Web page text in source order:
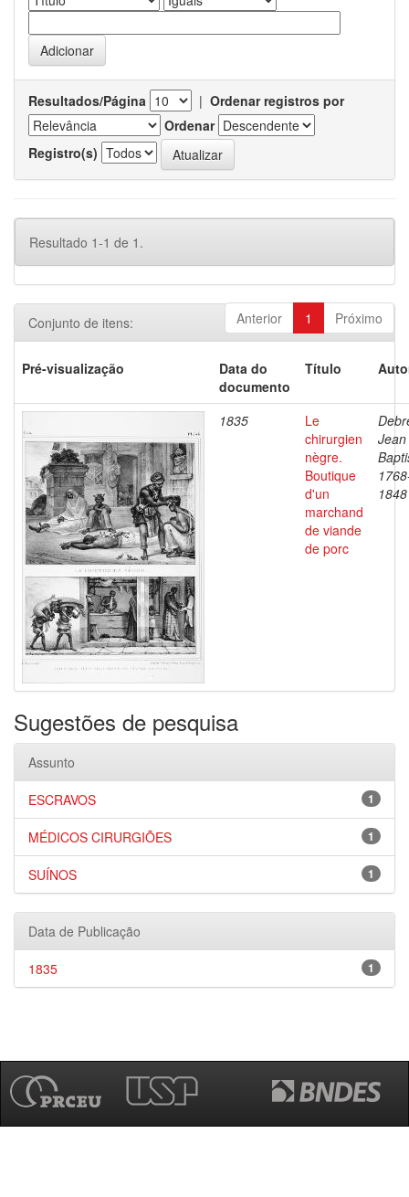
Resultados/Página | Ordenar registros por
Ordenar
Registro(s)
Resultado 1-1 de 1.
Anterior 1 Próximo
Conjunto de itens:
Pré-visualização
Data do
documento
Título
1835
Le
chirurgien
nègre.
Boutique
d'un
marchand
de viande
de porc
Jean
1848
Sugestões de pesquisa
Assunto
1
ESCRAVOS
1
MÉDICOS CIRURGIÕES
1
SUÍNOS
Data de Publicação
1
1835